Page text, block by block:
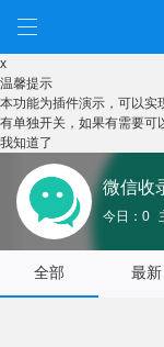
x
温馨提示
本功能为插件演示，可以实
有单独开关，如果有需要可
我知道了
微信收
今日：0
全部 最新